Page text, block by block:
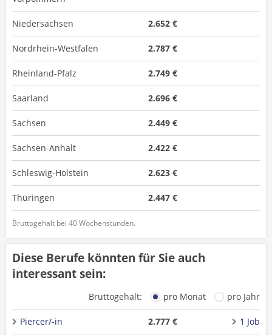
Niedersachsen 2.652 €
Nordrhein-Westfalen 2.787 €
Rheinland-Pfalz 2.749 €
Saarland 2.696 €
Sachsen 2.449 €
Sachsen-Anhalt 2.422 €
Schleswig-Holstein 2.623 €
Thüringen 2.447 €
Bruttogehalt bei 40 Wochenstunden.
Diese Berufe könnten für Sie auch
interessant sein:
Bruttogehalt: pro Monat pro Jahr
Piercer/-in 2.777 € 1 Job